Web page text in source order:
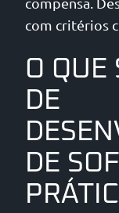
com critérios
O QUE
DE
DE